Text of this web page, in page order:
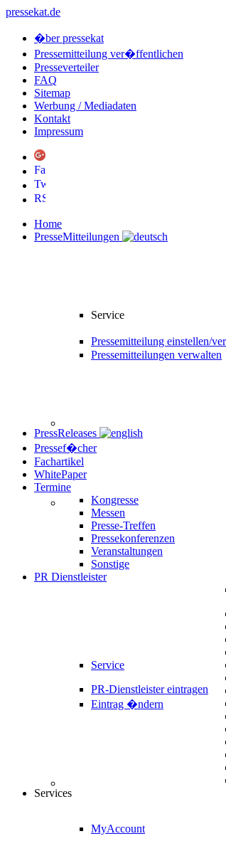
pressekat.de
�ber pressekat
Pressemitteilung ver�ffentlichen
Presseverteiler
FAQ
Sitemap
Werbung / Mediadaten
Kontakt
Impressum
Home
PresseMitteilungen
Service
Pressemitteilung einstellen/
Pressemitteilungen verwalten
PressReleases
Pressef�cher
Fachartikel
WhitePaper
Termine
Kongresse
Messen
Presse-Treffen
Pressekonferenzen
Veranstaltungen
Sonstige
PR Dienstleister
Service
PR-Dienstleister eintragen
Eintrag �ndern
Services
MyAccount